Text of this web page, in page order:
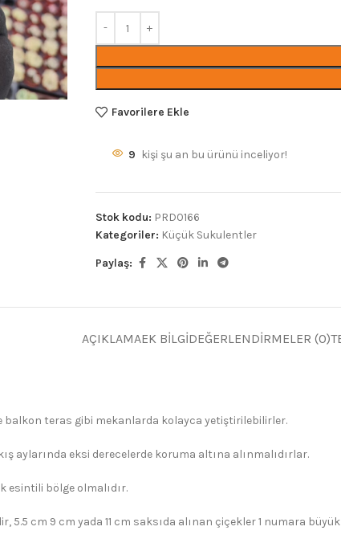
Favorilere Ekle
9 kişi şu an bu ürünü inceliyor!
Stok kodu: PRD0166
Kategoriler: Küçük Sukulentler
Paylaş:
AÇIKLAMAEK BILGIDEĞERLENDIRMELER (0)
teras gibi mekanlarda kolayca yetiştirilebilirler.
aylarında eksi derecelerde koruma altına alınmalıdırlar.
esintili bölge olmalıdır.
5.5 cm 9 cm yada 11 cm saksıda alınan çiçekler 1 numara